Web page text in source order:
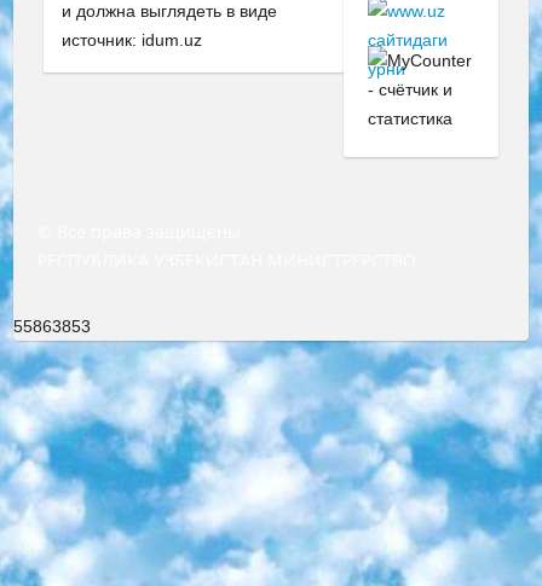
и должна выглядеть в виде
источник: idum.uz
55863853